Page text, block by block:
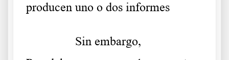
producen uno o dos informes
Sin embargo,